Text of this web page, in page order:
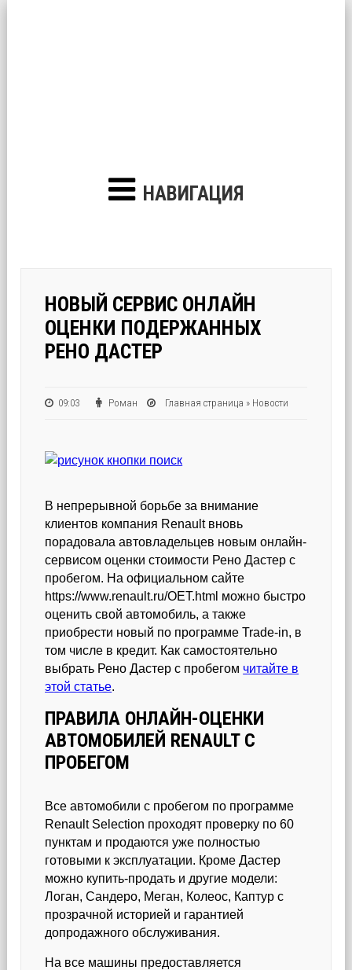
НАВИГАЦИЯ
НОВЫЙ СЕРВИС ОНЛАЙН
ОЦЕНКИ ПОДЕРЖАННЫХ
РЕНО ДАСТЕР
09:03 Роман Главная страница » Новости
В непрерывной борьбе за внимание
клиентов компания Renault вновь
порадовала автовладельцев новым онлайн-
сервисом оценки стоимости Рено Дастер с
пробегом. На официальном сайте
https://www.renault.ru/OET.html можно быстро
оценить свой автомобиль, а также
приобрести новый по программе Trade-in, в
том числе в кредит. Как самостоятельно
выбрать Рено Дастер с пробегом читайте в
этой статье.
ПРАВИЛА ОНЛАЙН-ОЦЕНКИ
АВТОМОБИЛЕЙ RENAULT С
ПРОБЕГОМ
Все автомобили с пробегом по программе
Renault Selection проходят проверку по 60
пунктам и продаются уже полностью
готовыми к эксплуатации. Кроме Дастер
можно купить-продать и другие модели:
Логан, Сандеро, Меган, Колеос, Каптур с
прозрачной историей и гарантией
допродажного обслуживания.
На все машины предоставляется